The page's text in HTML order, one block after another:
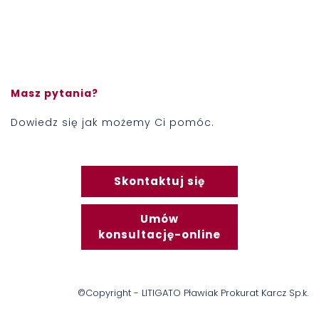
Masz pytania?
Dowiedz się jak możemy Ci pomóc.
Skontaktuj się
Umów
konsultację-online
©Copyright - LITIGATO Pławiak Prokurat Karcz Sp.k.